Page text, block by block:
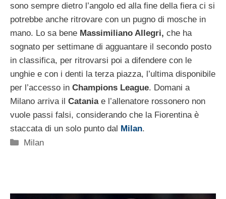
sono sempre dietro l’angolo ed alla fine della fiera ci si
potrebbe anche ritrovare con un pugno di mosche in
mano. Lo sa bene Massimiliano Allegri, che ha
sognato per settimane di agguantare il secondo posto
in classifica, per ritrovarsi poi a difendere con le
unghie e con i denti la terza piazza, l’ultima disponibile
per l’accesso in Champions League. Domani a
Milano arriva il Cataniae l’allenatore rossonero non
vuole passi falsi, considerando che la Fiorentina è
staccata di un solo punto dal Milan.
Categorie
Milan